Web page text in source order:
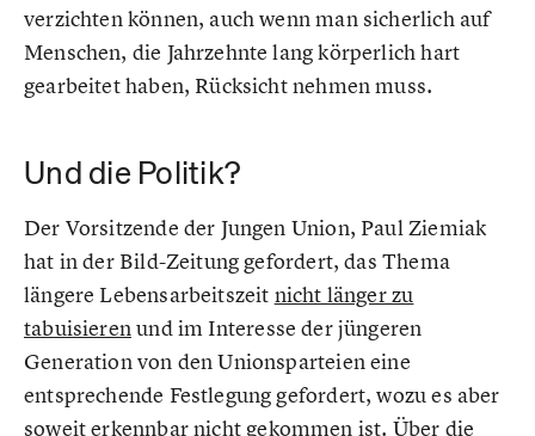
verzichten können, auch wenn man sicherlich auf
Menschen, die Jahrzehnte lang körperlich hart
gearbeitet haben, Rücksicht nehmen muss.
Und die Politik?
Der Vorsitzende der Jungen Union, Paul Ziemiak
hat in der Bild-Zeitung gefordert, das Thema
längere Lebensarbeitszeit nicht länger zu
tabuisierenund im Interesse der jüngeren
Generation von den Unionsparteien eine
entsprechende Festlegung gefordert, wozu es aber
soweit erkennbarnicht gekommen ist. Über die